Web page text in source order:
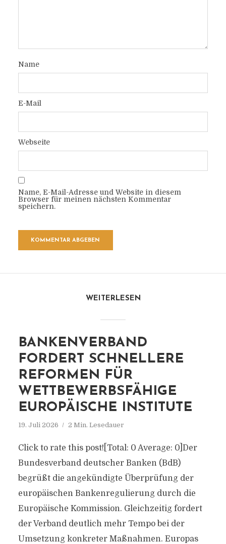
Name
E-Mail
Webseite
Name, E-Mail-Adresse und Website in diesem
Browser für meinen nächsten Kommentar
speichern.
WEITERLESEN
BANKENVERBAND
FORDERT SCHNELLERE
REFORMEN FÜR
WETTBEWERBSFÄHIGE
EUROPÄISCHE INSTITUTE
19. Juli 2026 2 Min. Lesedauer
Click to rate this post![Total: 0 Average: 0]Der
Bundesverband deutscher Banken (BdB)
begrüßt die angekündigte Überprüfung der
europäischen Bankenregulierung durch die
Europäische Kommission. Gleichzeitig fordert
der Verband deutlich mehr Tempo bei der
Umsetzung konkreter Maßnahmen. Europas